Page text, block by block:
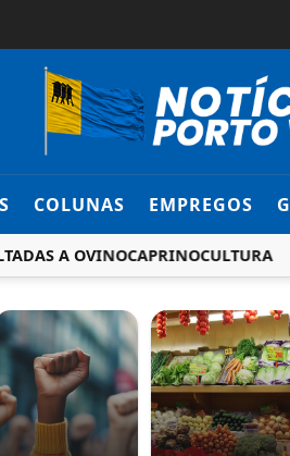
COLUNAS EMPREGOS
A OVINOCAPRINOCULTURA